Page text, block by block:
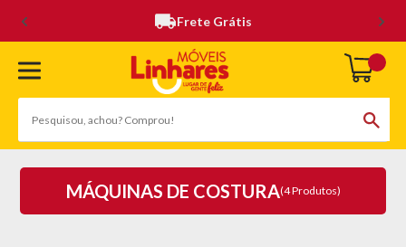
Frete Grátis
MÁQUINAS DE COSTURA(4 Produtos)